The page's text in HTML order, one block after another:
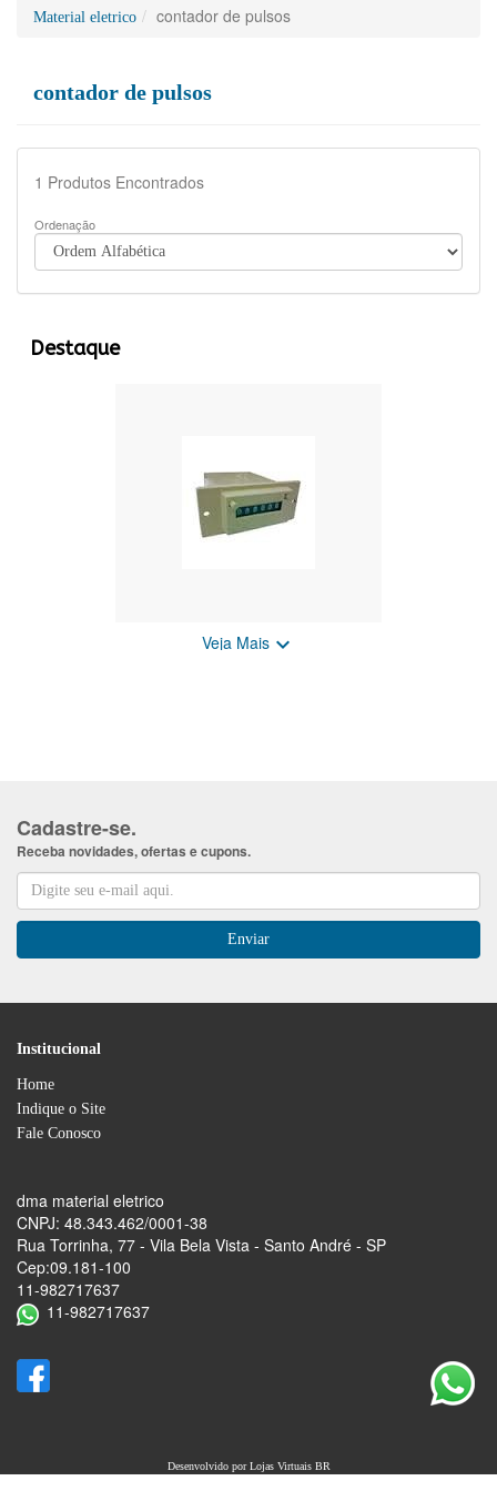
Material eletrico contador de pulsos
contador de pulsos
1 Produtos Encontrados
Ordenação
Destaque
Veja Mais
Cadastre-se.
Receba novidades, ofertas e cupons.
Institucional
Home
Indique o Site
Fale Conosco
dma material eletrico
CNPJ: 48.343.462/0001-38
Rua Torrinha, 77 - Vila Bela Vista - Santo André - SP
Cep:09.181-100
11-982717637
11-982717637
Desenvolvido porLojas Virtuais BR